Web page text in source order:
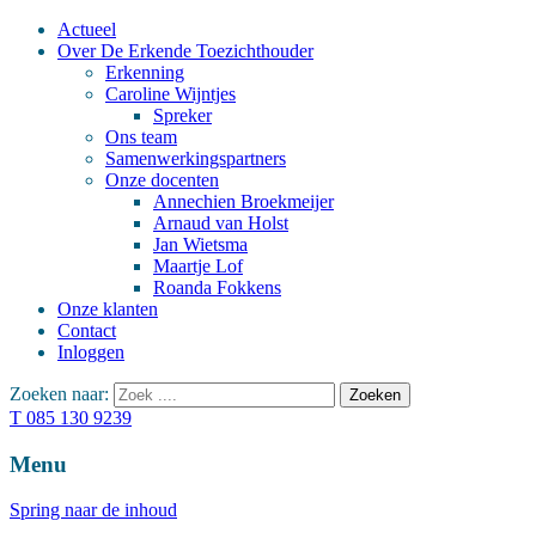
Actueel
Over De Erkende Toezichthouder
Erkenning
Caroline Wijntjes
Spreker
Ons team
Samenwerkingspartners
Onze docenten
Annechien Broekmeijer
Arnaud van Holst
Jan Wietsma
Maartje Lof
Roanda Fokkens
Onze klanten
Contact
Inloggen
Zoeken naar:
T 085 130 9239
Menu
Spring naar de inhoud